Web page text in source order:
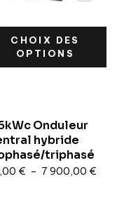
CHOIX DES
OPTIONS
Onduleur
hybride
triphasé
€ – 7 900,00 €